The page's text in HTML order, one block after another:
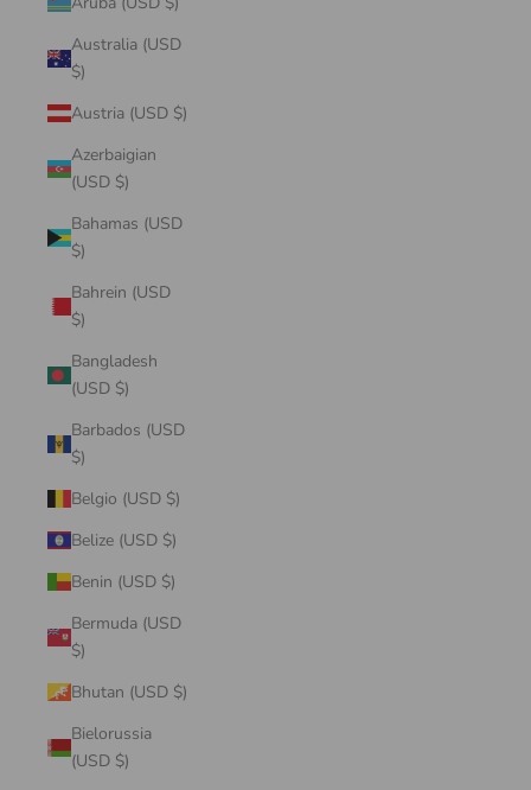
Australia (USD
$)
Austria (USD $)
Azerbaigian
(USD $)
Bahamas (USD
$)
Bahrein (USD
$)
Bangladesh
(USD $)
Barbados (USD
$)
Belgio (USD $)
Belize (USD $)
Benin (USD $)
Bermuda (USD
$)
Bhutan (USD $)
Bielorussia
(USD $)